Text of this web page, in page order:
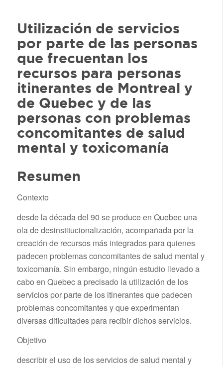
Utilización de servicios
por parte de las personas
que frecuentan los
recursos para personas
itinerantes de Montreal y
de Quebec y de las
personas con problemas
concomitantes de salud
mental y toxicomanía
Resumen
Contexto
desde la década del 90 se produce en Quebec una
ola de desinstitucionalización, acompañada por la
creación de recursos más integrados para quienes
padecen problemas concomitantes de salud mental y
toxicomanía. Sin embargo, ningún estudio llevado a
cabo en Quebec a precisado la utilización de los
servicios por parte de los itinerantes que padecen
problemas concomitantes y que experimentan
diversas dificultades para recibir dichos servicios.
Objetivo
describir el uso de los servicios de salud mental y